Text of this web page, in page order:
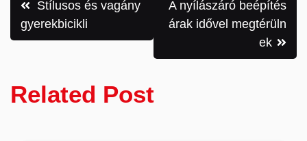
navigáció
Stílusos és vagány
gyerekbicikli
A nyílászáró beépítés
árak idővel megtérüln
ek
Related Post